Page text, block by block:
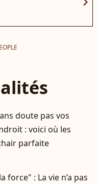
doute pas vos
: voici où les
parfaite
force" : La vie n’a pas